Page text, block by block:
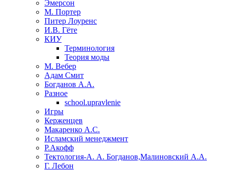
Эмерсон
М. Портер
Питер Лоуренс
И.В. Гёте
КИУ
Терминология
Теория моды
М. Вебер
Адам Смит
Богданов А.А.
Разное
school.upravlenie
Игры
Керженцев
Макаренко А.С.
Исламский менеджмент
Р.Акофф
Тектология-А. А. Богданов,Малиновский А.А.
​Г. Лебон